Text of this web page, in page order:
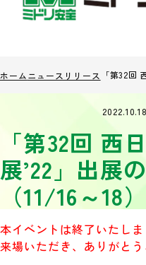
ホームニュースリリース 「第32回
2022.10.18
「第32回 西
展’22」出展
（11/16～18）
本イベントは終了いたし
来場いただき、ありがとう